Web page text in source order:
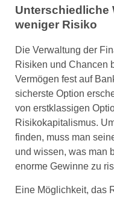
Unterschiedliche
weniger Risiko
Die Verwaltung der
Risiken und Chancen
Vermögen fest auf
sicherste Option
von erstklassigen
Risikokapitalismus.
finden, muss man
und wissen, was man
enorme Gewinne zu
Eine Möglichkeit, das